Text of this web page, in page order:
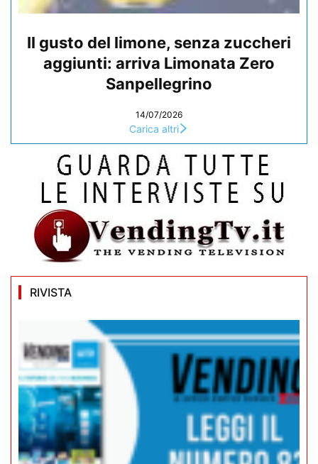
Il gusto del limone, senza zuccheri
aggiunti: arriva Limonata Zero
Sanpellegrino
14/07/2026
Carica altri
RIVISTA